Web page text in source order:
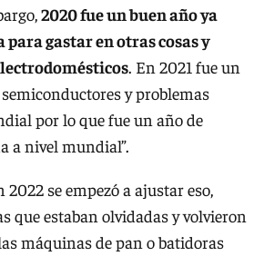
2020 fue un buen año ya
para gastar en otras cosas y
. En 2021 fue un
y problemas
por lo que fue un año de
a nivel mundial”.
2022 se empezó a ajustar eso,
que estaban olvidadas y volvieron
máquinas de pan o batidoras